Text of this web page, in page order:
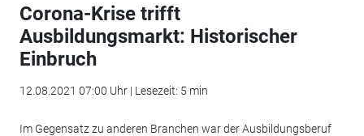
Corona-Krise trifft
Ausbildungsmarkt: Historischer
Einbruch
12.08.2021 07:00 Uhr | Lesezeit: 5 min
Im Gegensatz zu anderen Branchen war der Ausbildungsberuf